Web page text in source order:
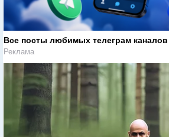
Все посты любимых телеграм
Реклама